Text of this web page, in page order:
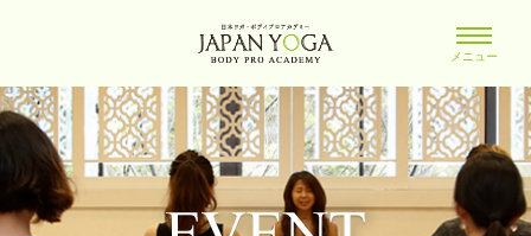
メニュー